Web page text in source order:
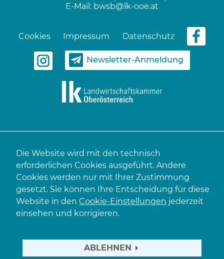
E-Mail: bwsb@lk-ooe.at
Cookies Impressum Datenschutz
Newsletter-Anmeldung
Die Website wird mit den technisch
erforderlichen Cookies ausgeführt. Andere
Cookies werden nur mit Ihrer Zustimmung
gesetzt. Sie können Ihre Entscheidung für diese
Website in den Cookie-Einstellungen jederzeit
einsehen und korrigieren.
ABLEHNEN